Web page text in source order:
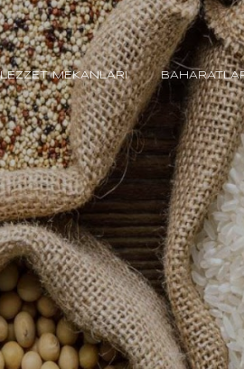
içeriğe atla
LEZZET MEKANLARI